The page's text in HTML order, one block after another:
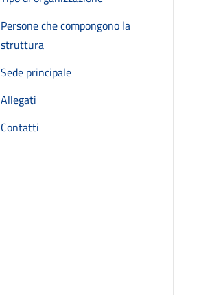
Persone che compongono la
struttura
Sede principale
Allegati
Contatti